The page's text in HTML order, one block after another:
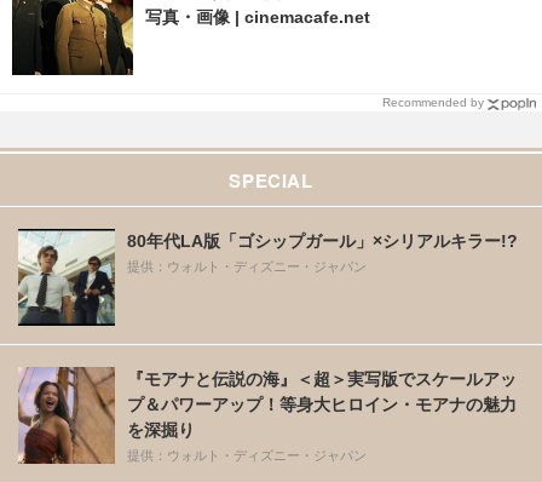
写真・画像 | cinemacafe.net
Recommended by
SPECIAL
80年代LA版「ゴシップガール」×シリアルキラー!?
提供：ウォルト・ディズニー・ジャパン
『モアナと伝説の海』＜超＞実写版でスケールアッ
プ＆パワーアップ！等身大ヒロイン・モアナの魅力
を深掘り
提供：ウォルト・ディズニー・ジャパン